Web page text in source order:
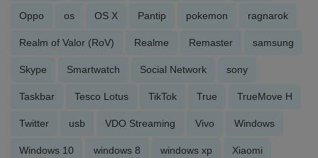
Oppo os OS X Pantip pokemon ragnarok
Realm of Valor (RoV) Realme Remaster samsung
Skype Smartwatch Social Network sony
Taskbar Tesco Lotus TikTok True TrueMove H
Twitter usb VDO Streaming Vivo Windows
Windows 10 windows 8 windows xp Xiaomi